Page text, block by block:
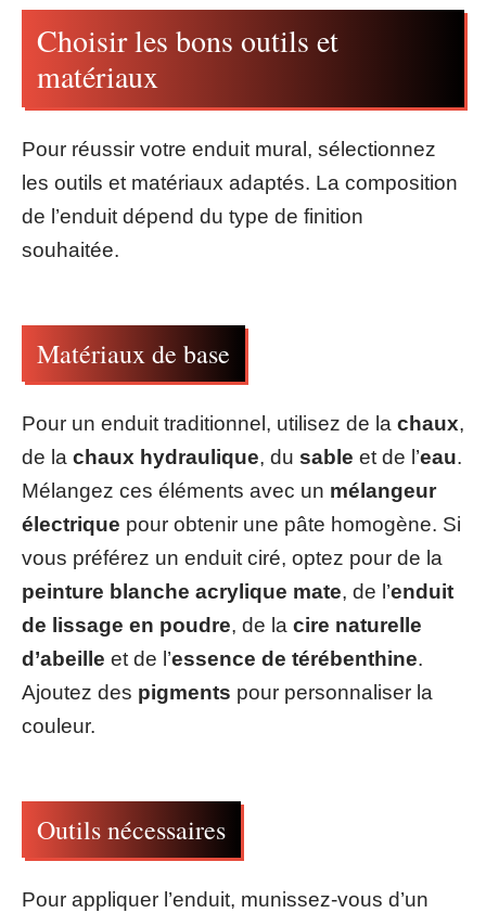
Choisir les bons outils et
matériaux
Pour réussir votre enduit mural, sélectionnez
les outils et matériaux adaptés. La composition
de l’enduit dépend du type de finition
souhaitée.
Matériaux de base
Pour un enduit traditionnel, utilisez de la chaux,
de la chaux hydraulique, du sable et de l’eau.
Mélangez ces éléments avec un mélangeur
électrique pour obtenir une pâte homogène. Si
vous préférez un enduit ciré, optez pour de la
peinture blanche acrylique mate, de l’enduit
de lissage en poudre, de la cire naturelle
d’abeille et de l’essence de térébenthine.
Ajoutez des pigments pour personnaliser la
couleur.
Outils nécessaires
Pour appliquer l’enduit, munissez-vous d’un